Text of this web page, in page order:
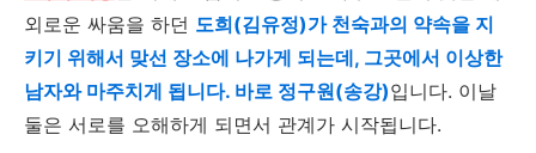
외로운 싸움을 하던 도희(김유정)가 천숙과의 약속을 지
키기 위해서 맞선 장소에 나가게 되는데, 그곳에서 이상한
남자와 마주치게 됩니다. 바로 정구원(송강)입니다. 이날
둘은 서로를 오해하게 되면서 관계가 시작됩니다.